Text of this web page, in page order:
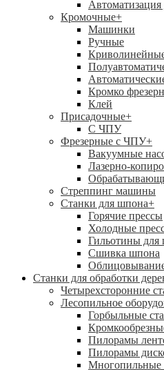
Автоматизация
Кромочные+
Машинки
Ручные
Кромко
Клей
Присадочные+
С ЧПУ
Фрезерные с ЧПУ+
Вакуумные
Лазерно-
Стреппинг машины
Станки для шпона+
Горячие прессы
Холодные
Гильотины для
Сшивка шпона
Станки для обработки
Четырехсторонние
Лесопильное
Горбыльные
Пилорамы
Пилорамы
Многопильные